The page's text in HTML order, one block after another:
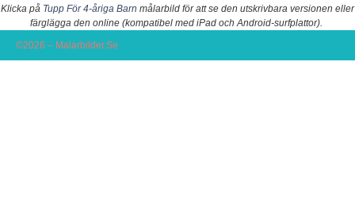
Klicka på Tupp För 4-åriga Barn målarbild för att se den utskrivbara versionen eller
färglägga den online (kompatibel med iPad och Android-surfplattor).
©2026 – Malarbilder.Se